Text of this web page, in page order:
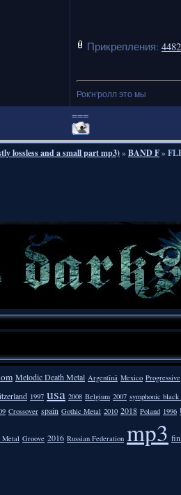
Прикрепления:
Рок'н'ролл это мы
===
lossless and a small part mp3)»BAND F»
Melodic Death Metal Argentīnā Mexico Progressive
1997 usa 2008 Belgium 2007 symphonic
Crossover spain Gothic Metal 2010 2018 Poland 1996
Metal Groove 2016 Russian Federation mp3